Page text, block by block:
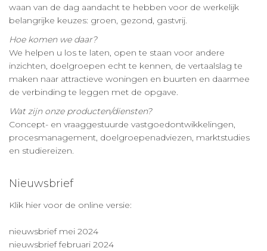
waan van de dag aandacht te hebben voor de werkelijk
belangrijke keuzes: groen, gezond, gastvrij.
Hoe komen we daar?
We helpen u los te laten, open te staan voor andere
inzichten, doelgroepen echt te kennen, de vertaalslag te
maken naar attractieve woningen en buurten en daarmee
de verbinding te leggen met de opgave.
Wat zijn onze producten/diensten?
Concept- en vraaggestuurde vastgoedontwikkelingen,
procesmanagement, doelgroepenadviezen, marktstudies
en studiereizen.
Nieuwsbrief
Klik hier voor de online versie:
nieuwsbrief mei 2024
nieuwsbrief februari 2024